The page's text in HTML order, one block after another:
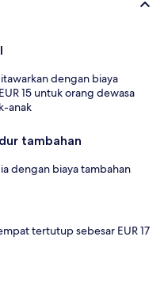
dengan biaya
15 untuk orang dewasa
anak
tambahan
dengan biaya tambahan
tertutup sebesar EUR 17